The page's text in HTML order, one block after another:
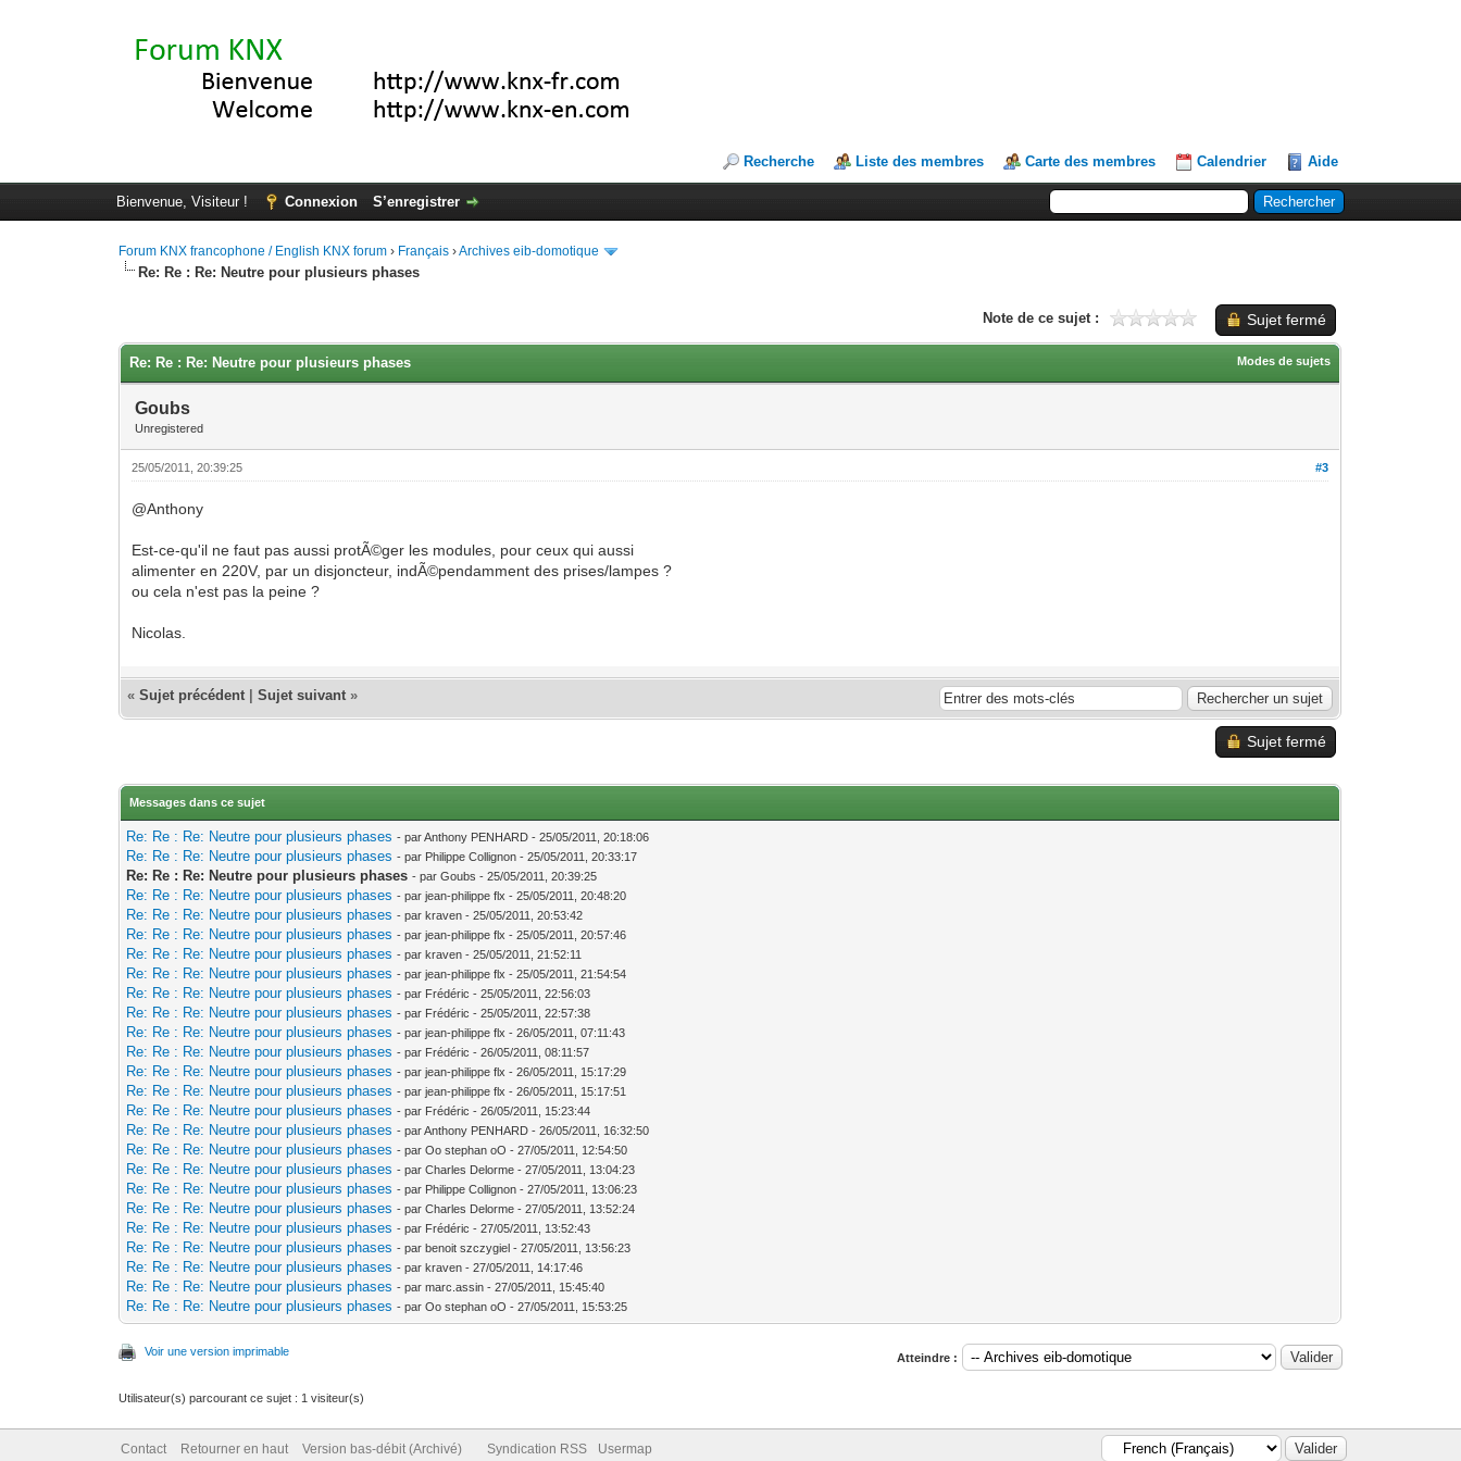
Recherche Liste des membres Carte des membres Calendrier Aide
Bienvenue, Visiteur ! Connexion S’enregistrer
Forum KNX francophone / English KNX forum › Français ›Archives eib-domotique
Re: Re : Re: Neutre pour plusieurs phases
Sujet fermé
Note de ce sujet :
Modes de sujets
Re: Re : Re: Neutre pour plusieurs phases
Goubs
Unregistered
#3
25/05/2011, 20:39:25
@Anthony
Est-ce-qu'il ne faut pas aussi protÃ©ger les modules, pour ceux qui aussi
alimenter en 220V, par un disjoncteur, indÃ©pendamment des prises/lampes ?
ou cela n'est pas la peine ?
Nicolas.
«Sujet précédent |Sujet suivant »
Sujet fermé
Messages dans ce sujet
Re: Re : Re: Neutre pour plusieurs phases - par Anthony PENHARD - 25/05/2011, 20:18:06
Re: Re : Re: Neutre pour plusieurs phases - par Philippe Collignon - 25/05/2011, 20:33:17
Re: Re : Re: Neutre pour plusieurs phases - par Goubs - 25/05/2011, 20:39:25
Re: Re : Re: Neutre pour plusieurs phases - par jean-philippe flx - 25/05/2011, 20:48:20
Re: Re : Re: Neutre pour plusieurs phases - par kraven - 25/05/2011, 20:53:42
Re: Re : Re: Neutre pour plusieurs phases - par jean-philippe flx - 25/05/2011, 20:57:46
Re: Re : Re: Neutre pour plusieurs phases - par kraven - 25/05/2011, 21:52:11
Re: Re : Re: Neutre pour plusieurs phases - par jean-philippe flx - 25/05/2011, 21:54:54
Re: Re : Re: Neutre pour plusieurs phases - par Frédéric - 25/05/2011, 22:56:03
Re: Re : Re: Neutre pour plusieurs phases - par Frédéric - 25/05/2011, 22:57:38
Re: Re : Re: Neutre pour plusieurs phases - par jean-philippe flx - 26/05/2011, 07:11:43
Re: Re : Re: Neutre pour plusieurs phases - par Frédéric - 26/05/2011, 08:11:57
Re: Re : Re: Neutre pour plusieurs phases - par jean-philippe flx - 26/05/2011, 15:17:29
Re: Re : Re: Neutre pour plusieurs phases - par jean-philippe flx - 26/05/2011, 15:17:51
Re: Re : Re: Neutre pour plusieurs phases - par Frédéric - 26/05/2011, 15:23:44
Re: Re : Re: Neutre pour plusieurs phases - par Anthony PENHARD - 26/05/2011, 16:32:50
Re: Re : Re: Neutre pour plusieurs phases - par Oo stephan oO - 27/05/2011, 12:54:50
Re: Re : Re: Neutre pour plusieurs phases - par Charles Delorme - 27/05/2011, 13:04:23
Re: Re : Re: Neutre pour plusieurs phases - par Philippe Collignon - 27/05/2011, 13:06:23
Re: Re : Re: Neutre pour plusieurs phases - par Charles Delorme - 27/05/2011, 13:52:24
Re: Re : Re: Neutre pour plusieurs phases - par Frédéric - 27/05/2011, 13:52:43
Re: Re : Re: Neutre pour plusieurs phases - par benoit szczygiel - 27/05/2011, 13:56:23
Re: Re : Re: Neutre pour plusieurs phases - par kraven - 27/05/2011, 14:17:46
Re: Re : Re: Neutre pour plusieurs phases - par marc.assin - 27/05/2011, 15:45:40
Re: Re : Re: Neutre pour plusieurs phases - par Oo stephan oO - 27/05/2011, 15:53:25
Voir une version imprimable Atteindre :
Utilisateur(s) parcourant ce sujet : 1 visiteur(s)
Contact Retourner en haut Version bas-débit (Archivé) Syndication RSS Usermap